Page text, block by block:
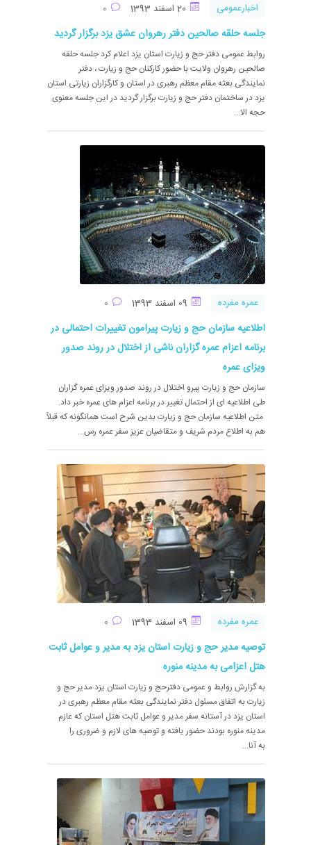
اخبارعمومی
جلسه حلقه صالحین دفتر رهروان عشق یزد برگزار گردید
روابط عمومی دفتر حج و زیارت استان یزد اعلام کرد جلسه حلقه
صالحین رهروان ولایت با حضور کارکنان حج و زیارت ، دفتر
نمایندگی بعثه مقام معظم رهبری در استان و کارگزاران زیارتی استان
یزد در ساختمان دفتر حج و زیارت برگزار گردید در این جلسه معنوی
حجه الا...
عمره مفرده
اطلاعیه سازمان حج و زیارت پیرامون تغییرات احتمالی در
برنامه اعزام عمره گزاران ناشی از اختلال در روند صدور
ویزای عمره
سازمان حج و زیارت پیرو اختلال در روند صدور ویزای عمره گزاران
طی اطلاعیه ای از احتمال تغییر در برنامه اعزام های عمره خبر داد.
متن اطلاعیه سازمان حج و زیارت بدین شرح است همانگونه که قبلاً
هم به اطلاع مردم شریف و متقاضیان عزیز سفر عمره رس...
عمره مفرده
توصیه مدیر حج و زیارت استان یزد به مدیر و عوامل ثابت
هتل اعزامی به مدینه منوره
به گزارش روابط و عمومی دفترحج و زیارت استان یزد مدیر حج و
زیارت به اتفاق مسئول دفتر نمایندگی بعثه مقام معظم رهبری در
استان یزد در آستانه سفر مدیر و عوامل ثابت هتل استان که عازم
مدینه منوره بودند حضور یافته و توصیه های لازم و ضروری را
به آنا...